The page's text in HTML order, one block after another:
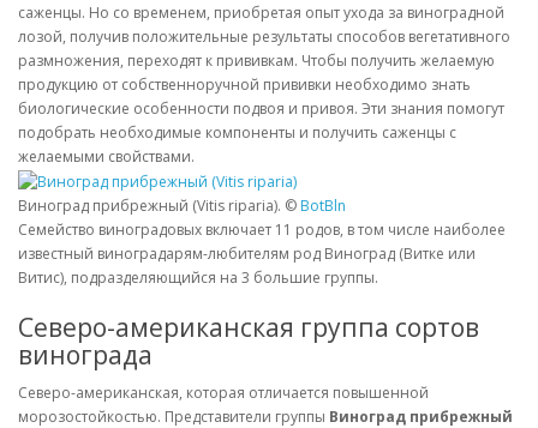
саженцы. Но со временем, приобретая опыт ухода за виноградной
лозой, получив положительные результаты способов вегетативного
размножения, переходят к прививкам. Чтобы получить желаемую
продукцию от собственноручной прививки необходимо знать
биологические особенности подвоя и привоя. Эти знания помогут
подобрать необходимые компоненты и получить саженцы с
желаемыми свойствами.
Виноград прибрежный (Vitis riparia). © BotBln
Семейство виноградовых включает 11 родов, в том числе наиболее
известный виноградарям-любителям род Виноград (Витке или
Витис), подразделяющийся на 3 большие группы.
Северо-американская группа сортов
винограда
Северо-американская, которая отличается повышенной
морозостойкостью. Представители группы Виноград прибрежный